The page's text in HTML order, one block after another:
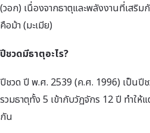
(วอก) เนื่องจากธาตุและพลังงานที่เสริ
คือม้า (มะเมีย)
ปีชวดมีธาตุอะไร?
ปีชวด ปี พ.ศ. 2539 (ค.ศ. 1996) เป็นปี
รวมธาตุทั้ง 5 เข้ากับวัฏจักร 12 ปี ทำให้
กัน